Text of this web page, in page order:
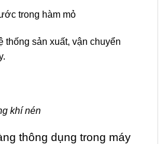
trong hàm mỏ
thống sản xuất, vận chuyển
khí nén
thông dụng trong máy